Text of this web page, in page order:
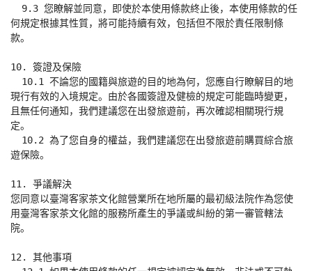
何規定根據其性質，將可能持續有效，包括但不限於責任限制條
款。
10. 簽證及保險
現行有效的入境規定。由於各國簽證及健檢的規定可能臨時變更，
且無任何通知，我們建議您在出發旅遊前，再次確認相關現行規
定。
遊保險。
11. 爭議解決
您同意以臺灣客家茶文化館營業所在地所屬的最初級法院作為您使
用臺灣客家茶文化館的服務所產生的爭議或糾紛的第一審管轄法
院。
12. 其他事項